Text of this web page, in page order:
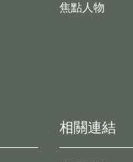
焦點人物
相關連結